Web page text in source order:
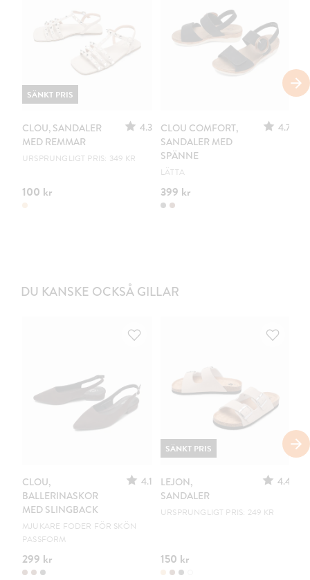
CLOU, SANDALER
MED REMMAR
4.3
URSPRUNGLIGT PRIS: 349 KR
100 kr
SÄNKT PRIS
CLOU COMFORT,
SANDALER MED
SPÄNNE
4.7
LÄTTA
399 kr
DU KANSKE OCKSÅ GILLAR
CLOU,
BALLERINASKOR
MED SLINGBACK
4.1
MJUKARE FODER FÖR SKÖN
PASSFORM
299 kr
LEJON,
SANDALER
4.4
URSPRUNGLIGT PRIS: 249 KR
150 kr
SÄNKT PRIS